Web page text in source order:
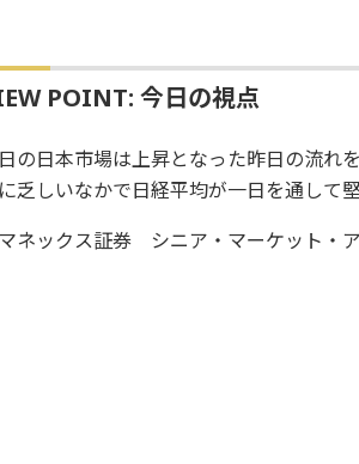
POINT: 今日の視点
の日本市場は上昇となった昨日の流れ
乏しいなかで日経平均が一日を通して
マネックス証券 シニア・マーケット・